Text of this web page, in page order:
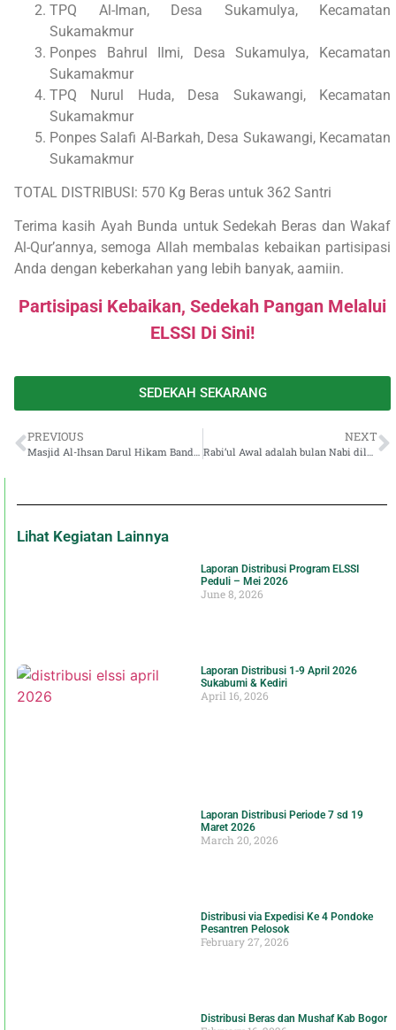
TPQ Al-Iman, Desa Sukamulya, Kecamatan
Sukamakmur
Ponpes Bahrul Ilmi, Desa Sukamulya, Kecamatan
Sukamakmur
TPQ Nurul Huda, Desa Sukawangi, Kecamatan
Sukamakmur
Ponpes Salafi Al-Barkah, Desa Sukawangi, Kecamatan
Sukamakmur
TOTAL DISTRIBUSI: 570 Kg Beras untuk 362 Santri
Terima kasih Ayah Bunda untuk Sedekah Beras dan Wakaf
Al-Qur’annya, semoga Allah membalas kebaikan partisipasi
Anda dengan keberkahan yang lebih banyak, aamiin.
Partisipasi Kebaikan, Sedekah Pangan Melalui
ELSSI Di Sini!
SEDEKAH SEKARANG
PREVIOUS
Masjid Al-Ihsan Darul Hikam Bandung Menyala dalam Stadium General ELSSI Peduli
NEXT
Rabi’ul Awal adalah bulan Nabi dilahirkan
Lihat Kegiatan Lainnya
Laporan Distribusi Program ELSSI
Peduli – Mei 2026
June 8, 2026
Laporan Distribusi 1-9 April 2026
Sukabumi & Kediri
April 16, 2026
Laporan Distribusi Periode 7 sd 19
Maret 2026
March 20, 2026
Distribusi via Expedisi Ke 4 Pondoke
Pesantren Pelosok
February 27, 2026
Distribusi Beras dan Mushaf Kab Bogor